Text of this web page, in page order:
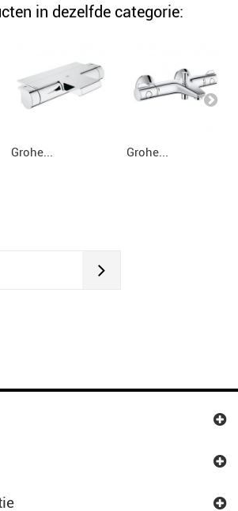
in dezelfde categorie:
Grohe... Grohe...